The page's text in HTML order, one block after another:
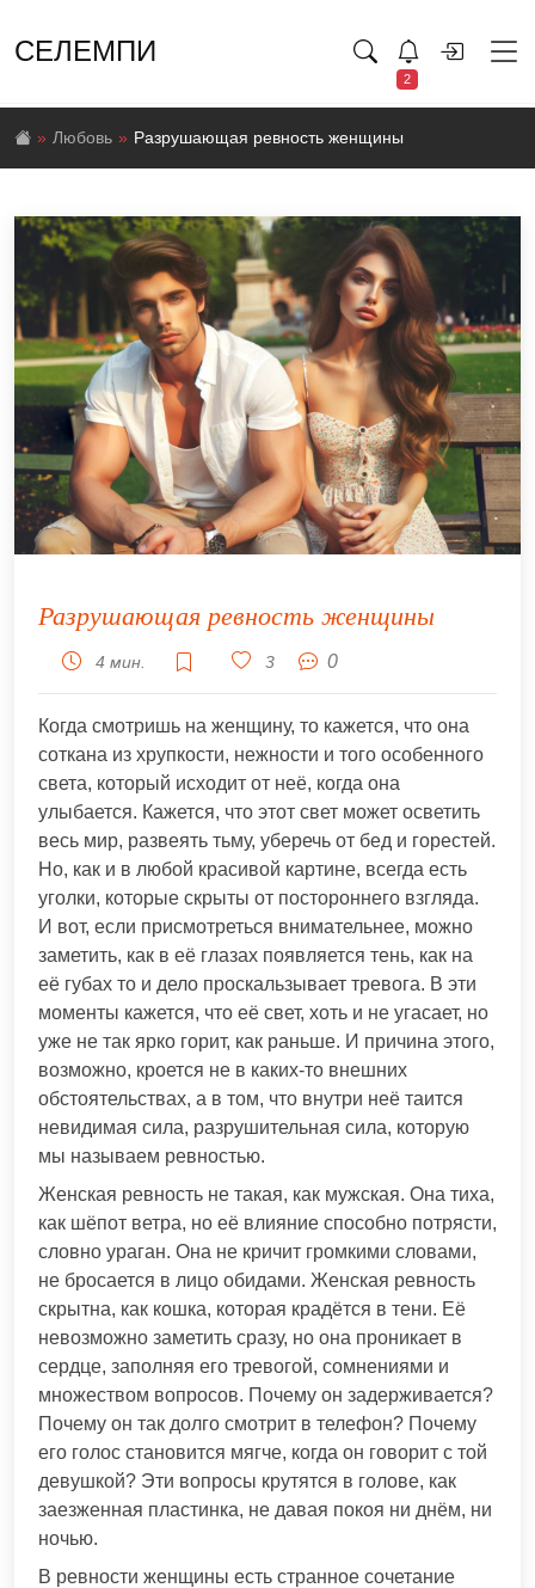
СЕЛЕМПИ
2
Любовь Разрушающая ревность женщины
Разрушающая ревность женщины
4 мин. 3 0
Когда смотришь на женщину, то кажется, что она
соткана из хрупкости, нежности и того особенного
света, который исходит от неё, когда она
улыбается. Кажется, что этот свет может осветить
весь мир, развеять тьму, уберечь от бед и горестей.
Но, как и в любой красивой картине, всегда есть
уголки, которые скрыты от постороннего взгляда.
И вот, если присмотреться внимательнее, можно
заметить, как в её глазах появляется тень, как на
её губах то и дело проскальзывает тревога. В эти
моменты кажется, что её свет, хоть и не угасает, но
уже не так ярко горит, как раньше. И причина этого,
возможно, кроется не в каких-то внешних
обстоятельствах, а в том, что внутри неё таится
невидимая сила, разрушительная сила, которую
мы называем ревностью.
Женская ревность не такая, как мужская. Она тиха,
как шёпот ветра, но её влияние способно потрясти,
словно ураган. Она не кричит громкими словами,
не бросается в лицо обидами. Женская ревность
скрытна, как кошка, которая крадётся в тени. Её
невозможно заметить сразу, но она проникает в
сердце, заполняя его тревогой, сомнениями и
множеством вопросов. Почему он задерживается?
Почему он так долго смотрит в телефон? Почему
его голос становится мягче, когда он говорит с той
девушкой? Эти вопросы крутятся в голове, как
заезженная пластинка, не давая покоя ни днём, ни
ночью.
В ревности женщины есть странное сочетание